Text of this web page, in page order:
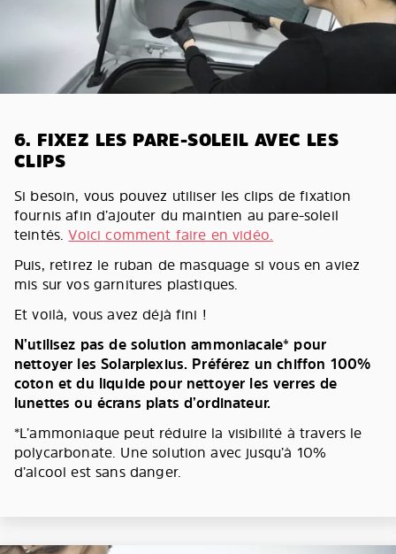
6. FIXEZ LES PARE-SOLEIL AVEC LES
CLIPS
Si besoin, vous pouvez utiliser les clips de fixation
fournis afin d’ajouter du maintien au pare-soleil
teintés.Voici comment faire en vidéo.
Puis, retirez le ruban de masquage si vous en aviez
mis sur vos garnitures plastiques.
Et voilà, vous avez déjà fini !
N’utilisez pas de solution ammoniacale* pour
nettoyer les Solarplexius. Préférez un chiffon 100%
coton et du liquide pour nettoyer les verres de
lunettes ou écrans plats d’ordinateur.
*L’ammoniaque peut réduire la visibilité à travers le
polycarbonate. Une solution avec jusqu’à 10%
d’alcool est sans danger.